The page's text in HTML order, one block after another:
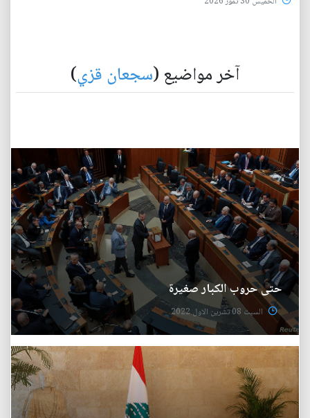
آخر مواضيع (سجعان قزي)
حتى حروب الكبار صغيرة
السبت 08 تشرين الاول 2022